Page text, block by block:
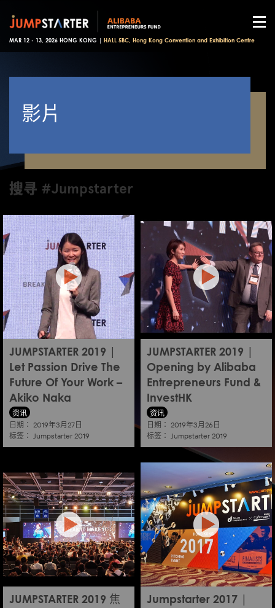
MAR 12 - 13, 2026 HONG KONG | HALL 5BC, Hong Kong Convention and Exhibition Centre
影片
搜寻 #Jumpstarter
JUMPSTARTER 2019 |
Let Passion Drive The
Future Of Your Work –
Akiko Naka
资讯
日期： 2019年3月27日
标签： Jumpstarter 2019
JUMPSTARTER 2019 |
Opening by Alibaba
Entrepreneurs Fund &
InvestHK
资讯
日期： 2019年3月26日
标签： Jumpstarter 2019
JUMPSTARTER 2019 焦
Jumpstarter 2017 |